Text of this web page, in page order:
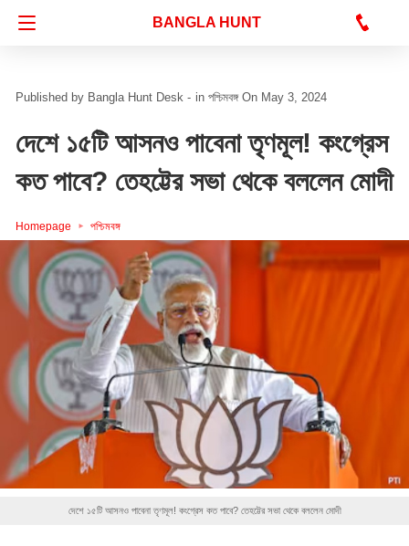
BANGLA HUNT
Bangla Hunt Desk - in পশ্চিমবঙ্গ On May 3, 2024
দেশে ১৫টি আসনও পাবেনা তৃণমূল! কংগ্রেস
কত পাবে? তেহট্টের সভা থেকে বললেন মোদী
Homepage পশ্চিমবঙ্গ
দেশে ১৫টি আসনও পাবেনা তৃণমূল! কংগ্রেস কত পাবে? তেহট্টের সভা থেকে বললেন মোদী